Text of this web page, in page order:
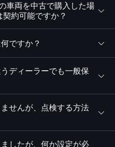
車両を中古で購入した場
約可能ですか？
ですか？
ディーラーでも一般保
せんが、点検する方法
したが、何か設定が必